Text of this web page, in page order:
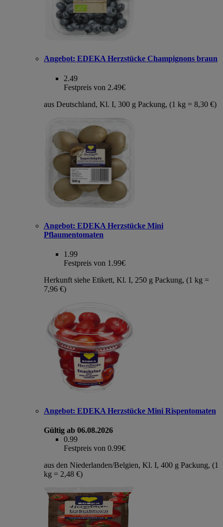
Angebot: EDEKA Herzstücke Champignons braun
2.49
Festpreis von 2.49€
aus Deutschland, Kl. I, 300 g Packung, (1 kg = 8,30 €)
Angebot: EDEKA Herzstücke Mini
Pflaumentomaten
1.99
Festpreis von 1.99€
Herkunft siehe Etikett, Kl. I, 250 g Packung, (1 kg =
7,96 €)
Angebot: EDEKA Herzstücke Mini Rispentomaten
Gültig ab 06.08.2026
0.99
Festpreis von 0.99€
aus den Niederlanden/Belgien, Kl. I, 400 g Packung, (1
kg = 2,48 €)